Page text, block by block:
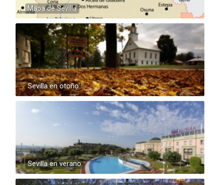
Mapa de Sevilla
Sevilla en otoño
Sevilla en verano